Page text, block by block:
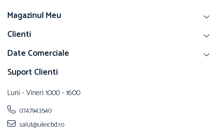
Magazinul Meu
Clienti
Date Comerciale
Suport Clienti
Luni - Vineri: 10:00 - 16:00
0747943540
salut@uleicbd.ro